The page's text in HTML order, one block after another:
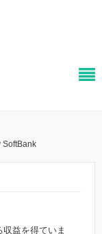
SoftBank
益を得ていま